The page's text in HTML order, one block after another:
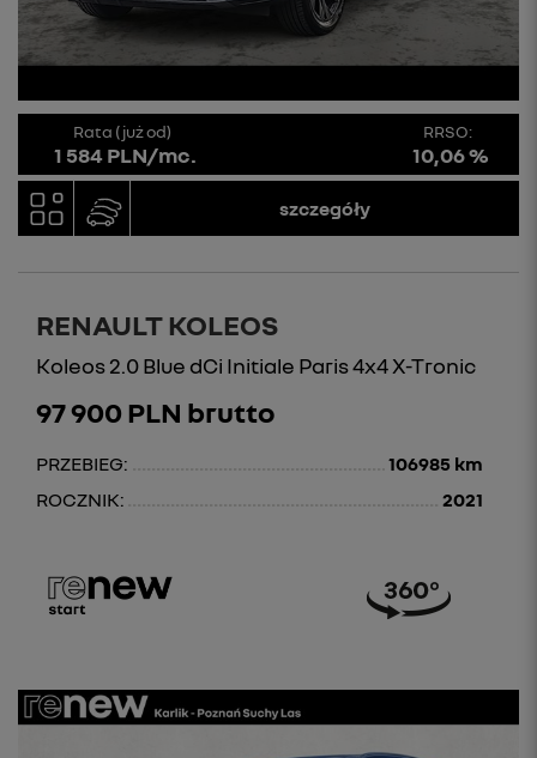
Rata (już od)
1 584 PLN/mc.
RRSO:
10,06 %
szczegóły
RENAULT KOLEOS
Koleos 2.0 Blue dCi Initiale Paris 4x4 X-Tronic
97 900 PLN brutto
PRZEBIEG:
106985 km
ROCZNIK:
2021